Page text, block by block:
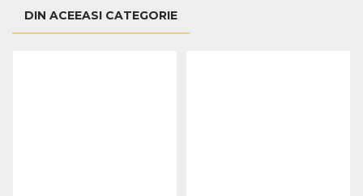
DIN ACEEASI CATEGORIE